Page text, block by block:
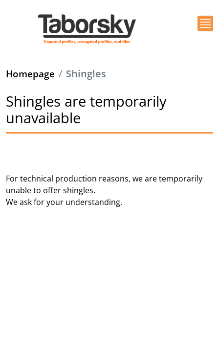
Homepage Shingles
Shingles are temporarily
unavailable
For technical production reasons, we are temporarily
unable to offer shingles.
We ask for your understanding.